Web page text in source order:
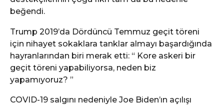
beğendi.
Trump 2019’da Dördüncü Temmuz geçit töreni
için nihayet sokaklara tanklar almayı başardığında
hayranlarından biri merak etti: “ Kore askeri bir
geçit töreni yapabiliyorsa, neden biz
yapamıyoruz? ”
COVID-19 salgını nedeniyle Joe Biden’ın açılışı